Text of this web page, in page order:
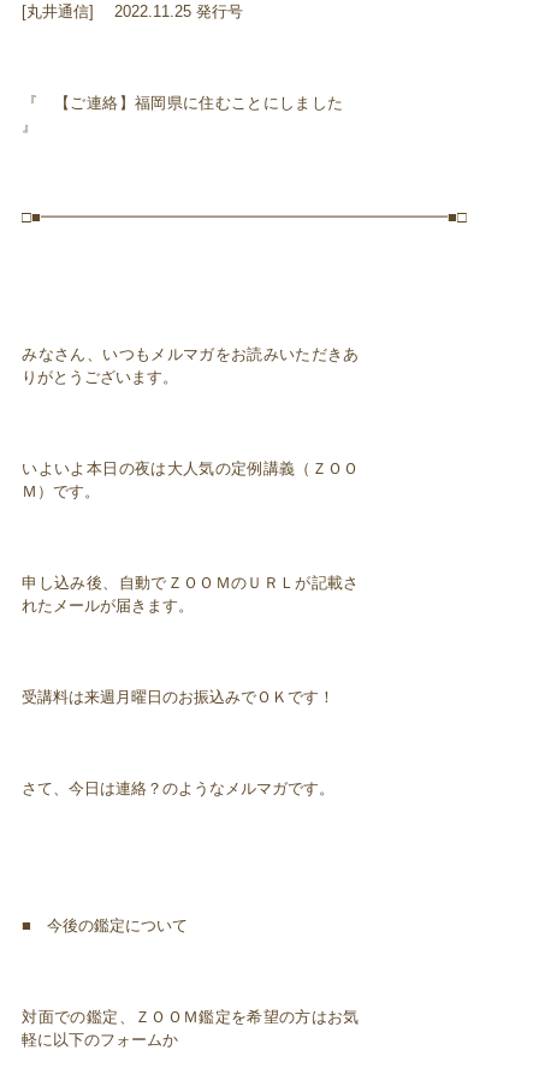
[丸井通信] 2022.11.25 発行号
『 【ご連絡】福岡県に住むことにしました
』
□■━━━━━━━━━━━━━━━━━━━━━━━━━━■□
みなさん、いつもメルマガをお読みいただきあ
りがとうございます。
いよいよ本日の夜は大人気の定例講義（ＺＯＯ
Ｍ）です。
申し込み後、自動でＺＯＯＭのＵＲＬが記載さ
れたメールが届きます。
受講料は来週月曜日のお振込みでＯＫです！
さて、今日は連絡？のようなメルマガです。
■ 今後の鑑定について
対面での鑑定、ＺＯＯＭ鑑定を希望の方はお気
軽に以下のフォームか